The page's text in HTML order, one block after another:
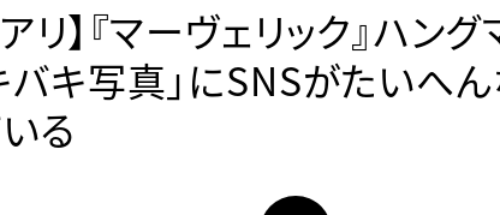
リ】『マーヴェリック』ハン
キ写真」にSNSがたいへ
る